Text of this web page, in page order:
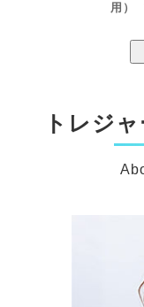
用）
トレジ